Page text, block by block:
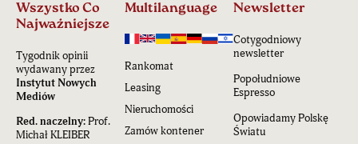
Wszystko Co
Najważniejsze
Tygodnik opinii
wydawany przez
Instytut Nowych
Mediów
Red. naczelny:Prof.
Michał KLEIBER
Multilanguage
Rankomat
Leasing
Nieruchomości
Zamów kontener
Newsletter
Cotygodniowy
newsletter
Popołudniowe
Espresso
Opowiadamy Polskę
Światu